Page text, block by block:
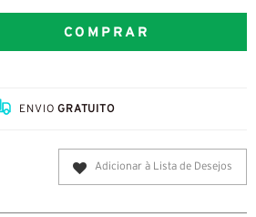
COMPRAR
ENVIOGRATUITO
Adicionar à Lista de Desejos